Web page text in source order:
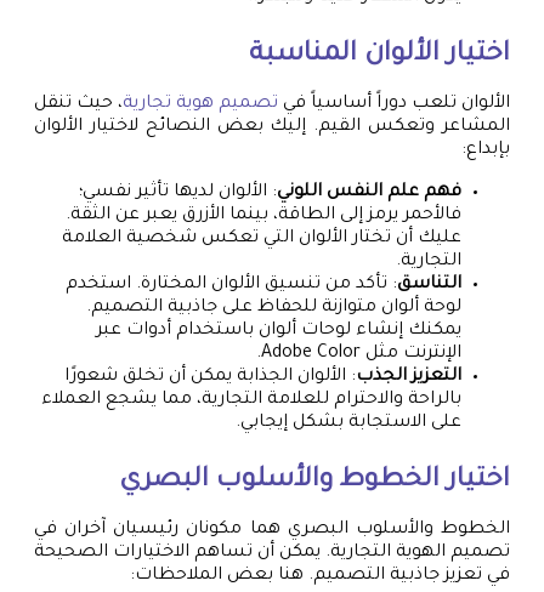
اختيار الألوان المناسبة
الألوان تلعب دوراً أساسياً في تصميم هوية تجارية، حيث تنقل
المشاعر وتعكس القيم. إليك بعض النصائح لاختيار الألوان
بإبداع:
فهم علم النفس اللوني: الألوان لديها تأثير نفسي؛
فالأحمر يرمز إلى الطاقة، بينما الأزرق يعبر عن الثقة.
عليك أن تختار الألوان التي تعكس شخصية العلامة
التجارية.
التناسق: تأكد من تنسيق الألوان المختارة. استخدم
لوحة ألوان متوازنة للحفاظ على جاذبية التصميم.
يمكنك إنشاء لوحات ألوان باستخدام أدوات عبر
الإنترنت مثل Adobe Color.
التعزيز الجذب: الألوان الجذابة يمكن أن تخلق شعورًا
بالراحة والاحترام للعلامة التجارية، مما يشجع العملاء
على الاستجابة بشكل إيجابي.
اختيار الخطوط والأسلوب البصري
الخطوط والأسلوب البصري هما مكونان رئيسيان آخران في
تصميم الهوية التجارية. يمكن أن تساهم الاختيارات الصحيحة
في تعزيز جاذبية التصميم. هنا بعض الملاحظات: